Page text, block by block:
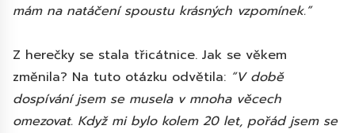
mám na natáčení spoustu krásných vzpomínek.”
Z herečky se stala třicátnice. Jak se věkem
změnila? Na tuto otázku odvětila: “V době
dospívání jsem se musela v mnoha věcech
omezovat. Když mi bylo kolem 20 let, pořád jsem se